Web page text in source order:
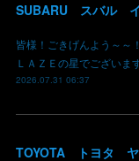
皆様！ごきげんよう～
ＬＡＺＥの星でございま
2026.07.31 06:37